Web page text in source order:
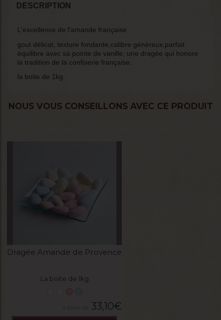
DESCRIPTION
L'excellence de l'amande française
gout délicat, texture fondante,calibre généreux,parfait
équilibre avec sa pointe de vanille, une dragée qui honore
la tradition de la confiserie française.
la boite de 1kg
NOUS VOUS CONSEILLONS AVEC CE PRODUIT
Dragée Amande de Provence
La boite de 1kg
33,10€